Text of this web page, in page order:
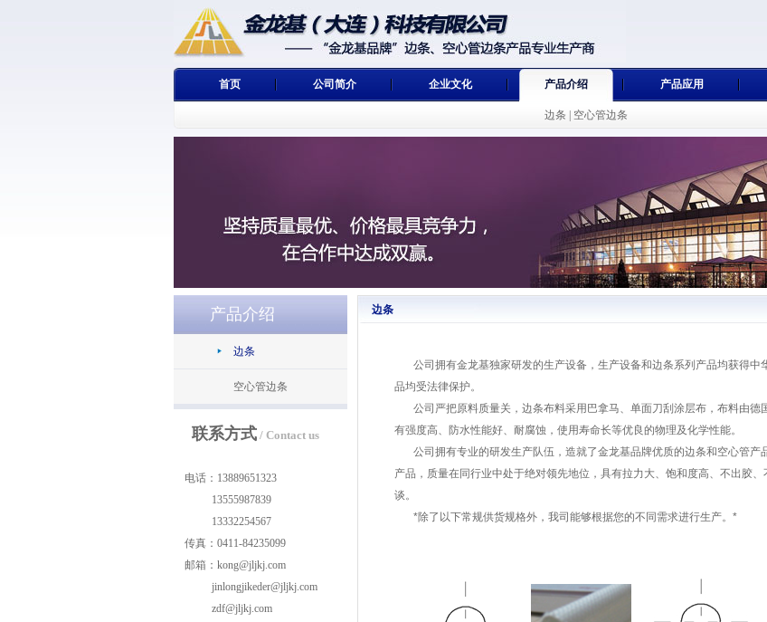
金龙基（大连）科技有限公司
首页 公司简介 企业文化 产品介绍
边条 空心管边条
产品应用
产品介绍
边条
空心管边条
联系方式/ Contact us
电话：13889651323
13555987839
13332254567
传真：0411-84235099
邮箱：kong@jljkj.com
jinlongjikeder@jljkj.com
zdf@jljkj.com
边条
公司拥有金龙基独家研发的生产设备，生产设备和边条系列产品均获得中
品均受法律保护。
公司严把原料质量关，边条布料采用巴拿马、单面刀刮涂层布，布料由德
有强度高、防水性能好、耐腐蚀，使用寿命长等优良的物理及化学性能。
公司拥有专业的研发生产队伍，造就了金龙基品牌优质的边条和空心管产
产品，质量在同行业中处于绝对领先地位，具有拉力大、饱和度高、不出胶
谈。
*除了以下常规供货规格外，我司能够根据您的不同需求进行生产。*